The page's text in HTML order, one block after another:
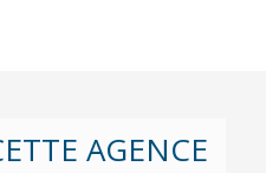
AGENCE